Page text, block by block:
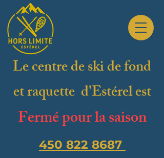
Le centre de ski de fond
et raquette d'Estérel est
Fermé pour la saison
450 822 8687